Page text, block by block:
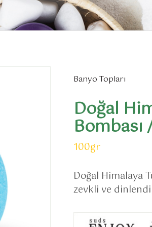
Banyo Topları
Doğal
100gr
Doğal Himalaya
zevkli ve